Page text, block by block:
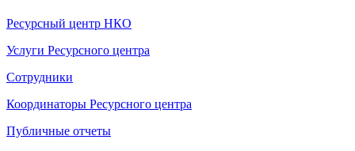
Ресурсный центр НКО
Услуги Ресурсного центра
Сотрудники
Координаторы Ресурсного центра
Публичные отчеты